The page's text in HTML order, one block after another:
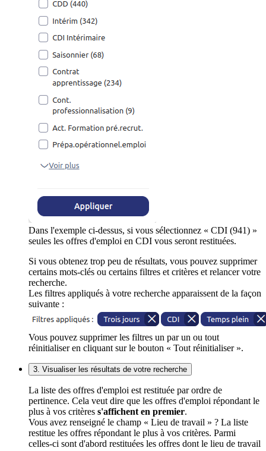
Dans l'exemple ci-dessus, si vous sélectionnez « CDI (941) »
seules les offres d'emploi en CDI vous seront restituées.
Si vous obtenez trop peu de résultats, vous pouvez supprimer
certains mots-clés ou certains filtres et critères et relancer votre
recherche.
Les filtres appliqués à votre recherche apparaissent de la façon
suivante :
Vous pouvez supprimer les filtres un par un ou tout
réinitialiser en cliquant sur le bouton « Tout réinitialiser ».
3. Visualiser les résultats de votre recherche
La liste des offres d'emploi est restituée par ordre de
pertinence. Cela veut dire que les offres d'emploi répondant le
plus à vos critères s'affichent en premier.
Vous avez renseigné le champ « Lieu de travail » ? La liste
restitue les offres répondant le plus à vos critères. Parmi
celles-ci sont d'abord restituées les offres dont le lieu de travail